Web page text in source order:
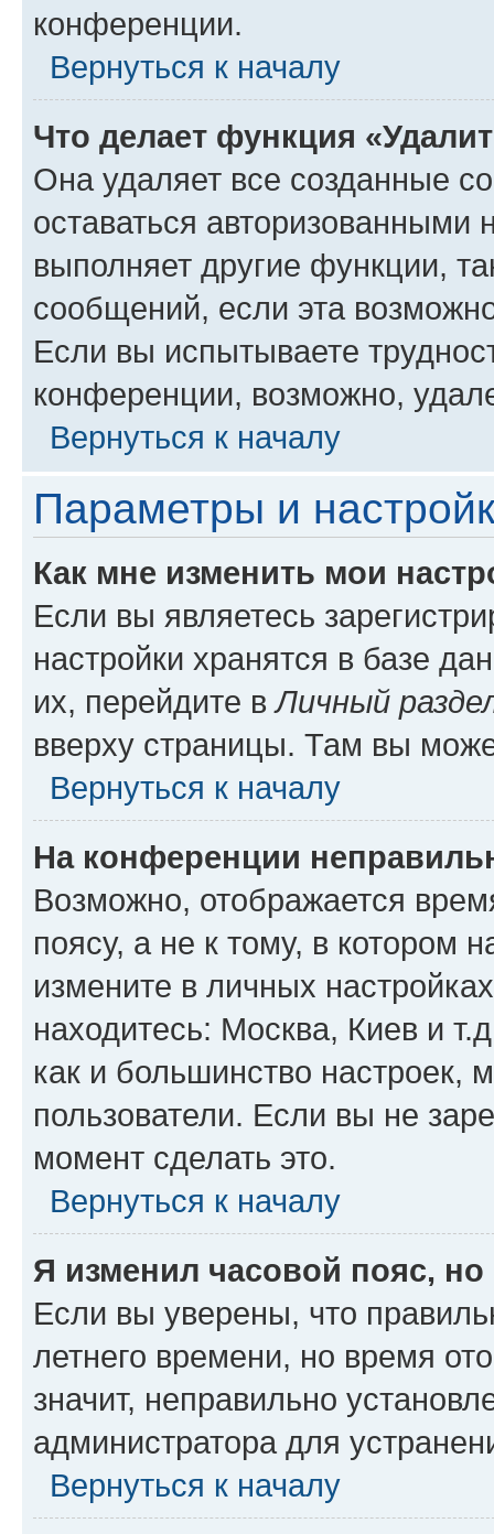
конференции.
Вернуться к началу
Что делает функция
Она удаляет все созданные
оставаться авторизованными
выполняет другие функции,
сообщений, если эта
Если вы испытываете
конференции, возможно,
Вернуться к началу
Параметры и
Как мне изменить мои
Если вы являетесь
настройки хранятся в базе
их, перейдите вЛичный
вверху страницы. Там вы
Вернуться к началу
На конференции
Возможно, отображается
поясу, а не к тому, в котором
измените в личных
находитесь: Москва, Киев и
как и большинство настроек,
пользователи. Если вы не
момент сделать это.
Вернуться к началу
Я изменил часовой пояс,
Если вы уверены, что
летнего времени, но время
значит, неправильно
администратора для
Вернуться к началу